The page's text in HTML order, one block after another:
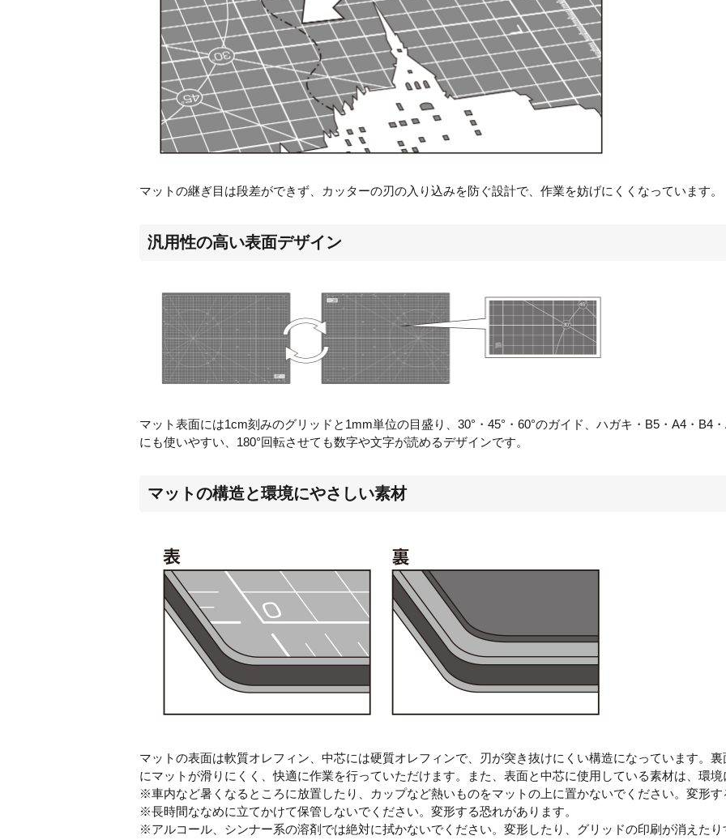
マットの継ぎ目は段差ができず、カッターの刃の入り込みを防ぐ設計で、作業を妨げにくくなっています。
汎用性の高い表面デザイン
マット表面には1cm刻みのグリッドと 1mm単位の目盛り、 30°・ 45°・ 60°のガイド、ハガキ・ B5 ・ A4 ・ B4 ・
にも使いやすい、 180°回転させても数字や文字が読めるデザインです。
マットの構造と環境にやさしい素材
マットの表面は軟質オレフィン、中芯には硬質オレフィンで、刃が突き抜けにくい構造になっています。
にマットが滑りにくく、快適に作業を行っていただけます。また、表面と中芯に使用している素材は、環境
※車内など暑くなるところに放置したり、カップなど熱いものをマットの上に置かないでください。変形す
※長時間ななめに立てかけて保管しないでください。変形する恐れがあります。
※アルコール、シンナー系の溶剤では絶対に拭かないでください。変形したり、グリッドの印刷が消えたり